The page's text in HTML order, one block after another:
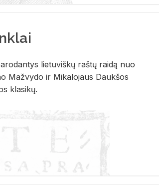
lie­tu­viš­kų raš­tų rai­dą nuo
Ma­žvy­do ir Mi­ka­lo­jaus Dauk­šos
kla­si­kų.